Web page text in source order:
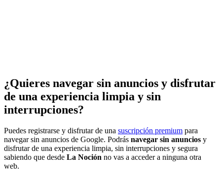
¿Quieres navegar sin anuncios y disfrutar
de una experiencia limpia y sin
interrupciones?
Puedes registrarse y disfrutar de una suscripción premium para
navegar sin anuncios de Google. Podrás navegar sin anuncios y
disfrutar de una experiencia limpia, sin interrupciones y segura
sabiendo que desde La Noción no vas a acceder a ninguna otra
web.